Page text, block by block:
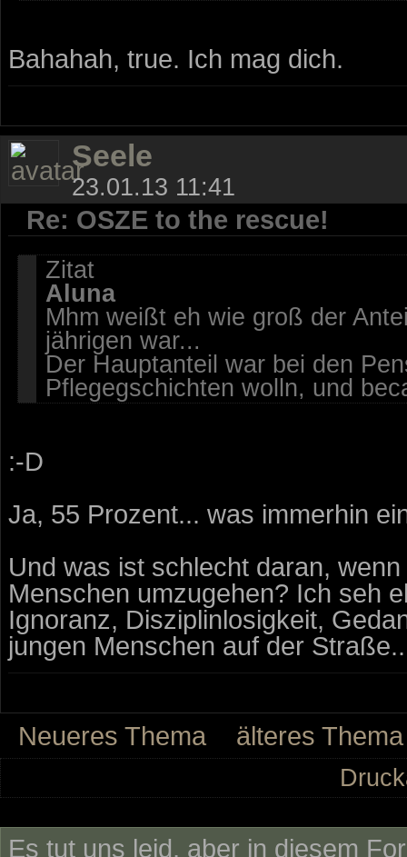
Bahahah, true. Ich mag dich.
Seele
23.01.13 11:41
Re: OSZE to the rescue!
Zitat
Aluna
Mhm weißt eh wie groß der
jährigen war...
Der Hauptanteil war bei den
Pflegegschichten wolln, und
:-D
Ja, 55 Prozent... was immerhin
Und was ist schlecht daran,
Menschen umzugehen? Ich seh
Ignoranz, Disziplinlosigkeit,
jungen Menschen auf der
Neueres Thema älteres Thema
Es tut uns leid, aber in diesem